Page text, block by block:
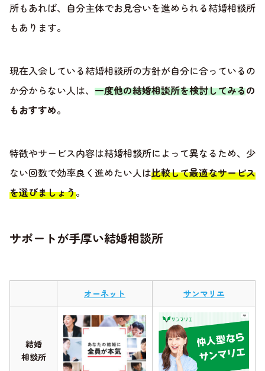
所もあれば、自分主体でお見合いを進められる結婚相談所
もあります。
現在入会している結婚相談所の方針が自分に合っているの
か分からない人は、 一度他の結婚相談所を検討してみるの
もおすすめ。
特徴やサービス内容は結婚相談所によって異なるため、少
ない回数で効率良く進めたい人は比較して最適なサービス
を選びましょう。
サポートが手厚い結婚相談所
オーネット サンマリエ
結婚
相談所